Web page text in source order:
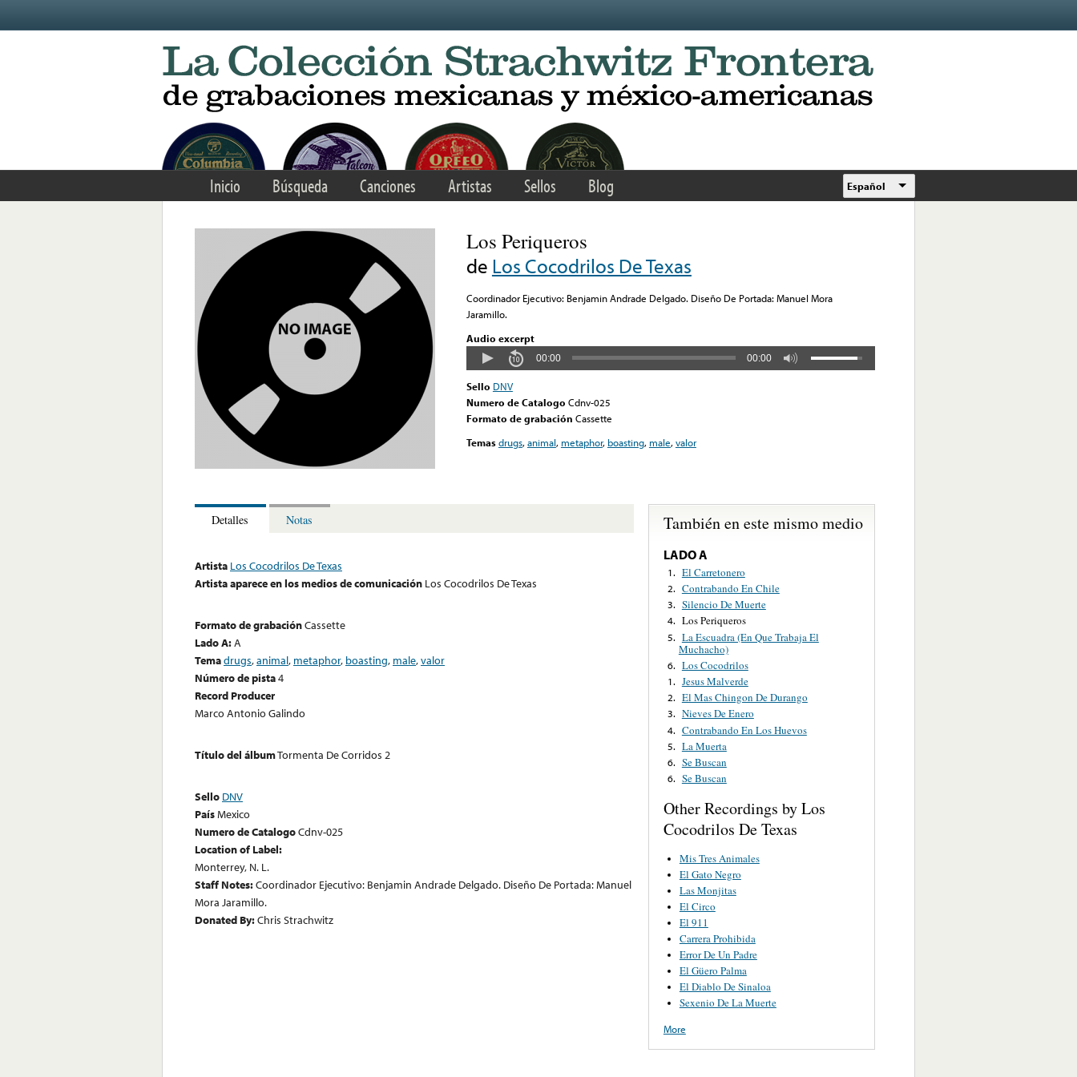
Inicio Búsqueda Canciones Artistas Sellos Blog Español
Los Periqueros
de Los Cocodrilos De Texas
Coordinador Ejecutivo: Benjamin Andrade Delgado. Diseño De Portada: Manuel Mora
Jaramillo.
Audio excerpt
00:00 00:00
Sello DNV
Numero de Catalogo Cdnv-025
Formato de grabación Cassette
Temasdrugs,animal, metaphor, boasting, male,valor
Detalles Notas
Artista Los Cocodrilos De Texas
Artista aparece en los medios de comunicación Los Cocodrilos De Texas
Formato de grabaciónCassette
Lado A:A
Temadrugs,animal, metaphor, boasting, male,valor
Número de pista4
Record Producer
Marco Antonio Galindo
Título del álbumTormenta De Corridos 2
Sello DNV
PaísMexico
Numero de CatalogoCdnv-025
Location of Label:
Monterrey, N. L.
Staff Notes:Coordinador Ejecutivo: Benjamin Andrade Delgado. Diseño De Portada: Manuel
Mora Jaramillo.
Donated By:Chris Strachwitz
También en este mismo medio
LADO A
1. El Carretonero
2. Contrabando En Chile
3. Silencio De Muerte
4. Los Periqueros
5. La Escuadra (En Que Trabaja El
Muchacho)
6. Los Cocodrilos
1. Jesus Malverde
2. El Mas Chingon De Durango
3. Nieves De Enero
4. Contrabando En Los Huevos
5. La Muerta
6. Se Buscan
6. Se Buscan
Other Recordings by Los
Cocodrilos De Texas
Mis Tres Animales
El Gato Negro
Las Monjitas
El Circo
El 911
Carrera Prohibida
Error De Un Padre
El Güero Palma
El Diablo De Sinaloa
Sexenio De La Muerte
More